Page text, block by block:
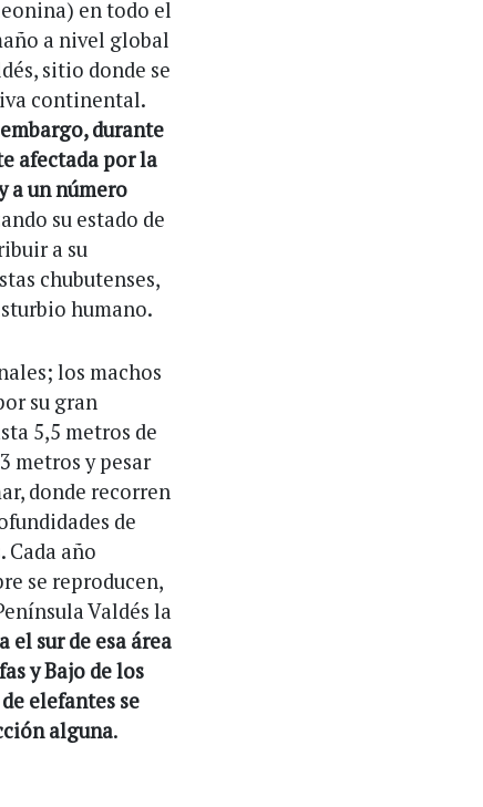
en todo el
a nivel global
sitio donde se
continental.
durante
afectada por la
a un número
su estado de
a su
chubutenses,
humano.
los machos
su gran
5,5 metros de
metros y pesar
donde recorren
de
Cada año
se reproducen,
Valdés la
el sur de esa área
y Bajo de los
elefantes se
alguna.